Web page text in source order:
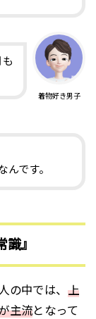
着物好き男子
んです。
』
の中では、 上
主流となって